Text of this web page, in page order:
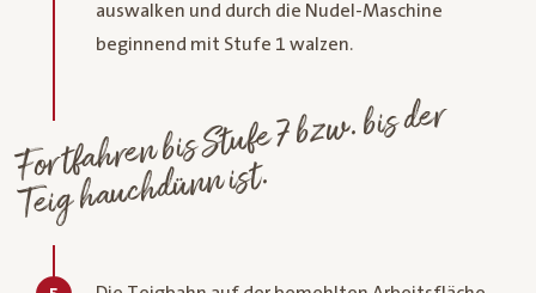
auswalken und durch die Nudel-Maschine
beginnend mit Stufe 1 walzen.
Fortfahren bis Stufe 7 bz
w. bis der
Teig hauchdünn ist.